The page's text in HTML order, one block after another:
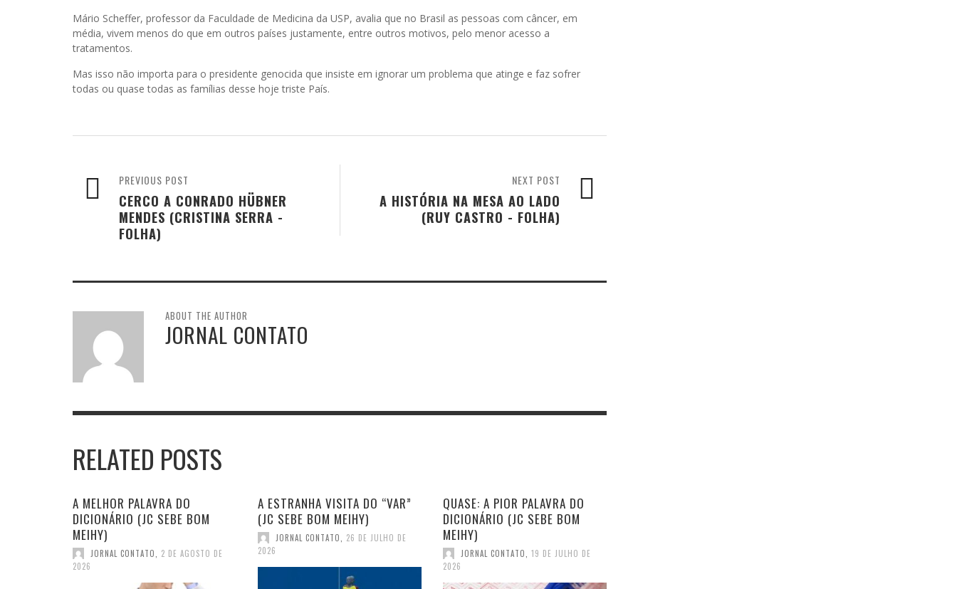
Mário Scheffer, professor da Faculdade de Medicina da USP, avalia que no Brasil as pessoas com câncer, em
média, vivem menos do que em outros países justamente, entre outros motivos, pelo menor acesso a
tratamentos.
Mas isso não importa para o presidente genocida que insiste em ignorar um problema que atinge e faz sofrer
todas ou quase todas as famílias desse hoje triste País.
NEXT POST
A HISTÓRIA NA MESA AO LADO
(RUY CASTRO - FOLHA)
PREVIOUS POST
CERCO A CONRADO HÜBNER
MENDES (CRISTINA SERRA -
FOLHA)
ABOUT THE AUTHOR
JORNAL CONTATO
RELATED POSTS
A MELHOR PALAVRA DO
DICIONÁRIO (JC SEBE BOM
MEIHY)
JORNAL CONTATO
2 DE AGOSTO DE
2026
A ESTRANHA VISITA DO “VAR”
(JC SEBE BOM MEIHY)
JORNAL CONTATO
26 DE JULHO DE
2026
QUASE: A PIOR PALAVRA DO
DICIONÁRIO (JC SEBE BOM
MEIHY)
JORNAL CONTATO
19 DE JULHO DE
2026